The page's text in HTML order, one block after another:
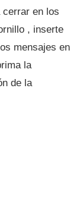
en los
, inserte
mensajes en
la
de la